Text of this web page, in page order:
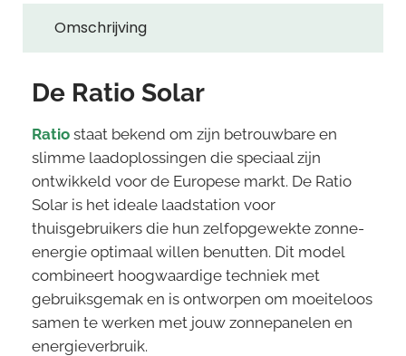
Omschrijving
De Ratio Solar
Ratio staat bekend om zijn betrouwbare en
slimme laadoplossingen die speciaal zijn
ontwikkeld voor de Europese markt. De Ratio
Solar is het ideale laadstation voor
thuisgebruikers die hun zelfopgewekte zonne-
energie optimaal willen benutten. Dit model
combineert hoogwaardige techniek met
gebruiksgemak en is ontworpen om moeiteloos
samen te werken met jouw zonnepanelen en
energieverbruik.